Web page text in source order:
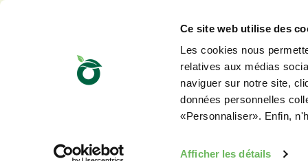
Ce site web utilise des
Les cookies nous
relatives aux médias
naviguer sur notre site,
données personnelles
«Personnaliser». Enfin,
Afficher les détails